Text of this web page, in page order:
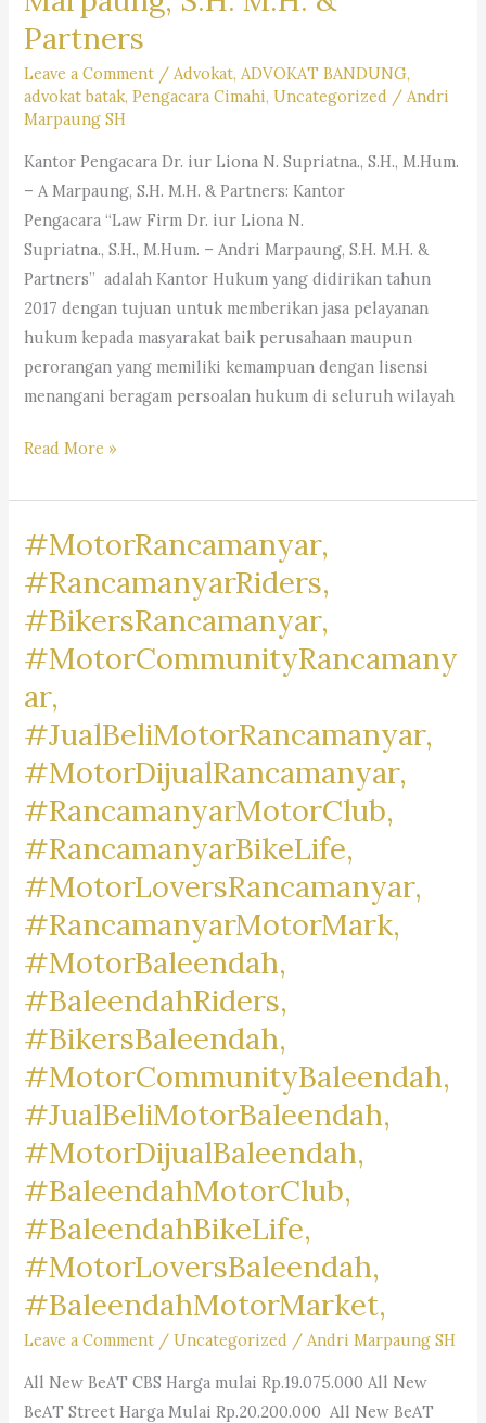
Partners
Leave a Comment /Advokat,ADVOKAT BANDUNG,
advokat batak,Pengacara Cimahi,Uncategorized /Andri
Marpaung SH
Kantor Pengacara Dr. iur Liona N. Supriatna., S.H., M.Hum.
– A Marpaung, S.H. M.H. & Partners: Kantor
Pengacara “Law Firm Dr. iur Liona N.
Supriatna., S.H., M.Hum. – Andri Marpaung, S.H. M.H. &
Partners” adalah Kantor Hukum yang didirikan tahun
2017 dengan tujuan untuk memberikan jasa pelayanan
hukum kepada masyarakat baik perusahaan maupun
perorangan yang memiliki kemampuan dengan lisensi
menangani beragam persoalan hukum di seluruh wilayah
Kantor
Dr.
iur
N.
Supriatna., S.H., M.Hum.
–
Marpaung,
S.H.
M.H.
&
Read More »
#MotorRancamanyar,
#RancamanyarRiders,
#BikersRancamanyar,
#MotorCommunityRancamany
ar,
#JualBeliMotorRancamanyar,
#MotorDijualRancamanyar,
#RancamanyarMotorClub,
#RancamanyarBikeLife,
#MotorLoversRancamanyar,
#RancamanyarMotorMark,
#MotorBaleendah,
#BaleendahRiders,
#BikersBaleendah,
#MotorCommunityBaleendah,
#JualBeliMotorBaleendah,
#MotorDijualBaleendah,
#BaleendahMotorClub,
#BaleendahBikeLife,
#MotorLoversBaleendah,
#BaleendahMotorMarket,
Leave a Comment /Uncategorized /Andri Marpaung SH
All New BeAT CBS Harga mulai Rp.19.075.000 All New
BeAT Street Harga Mulai Rp.20.200.000 All New BeAT